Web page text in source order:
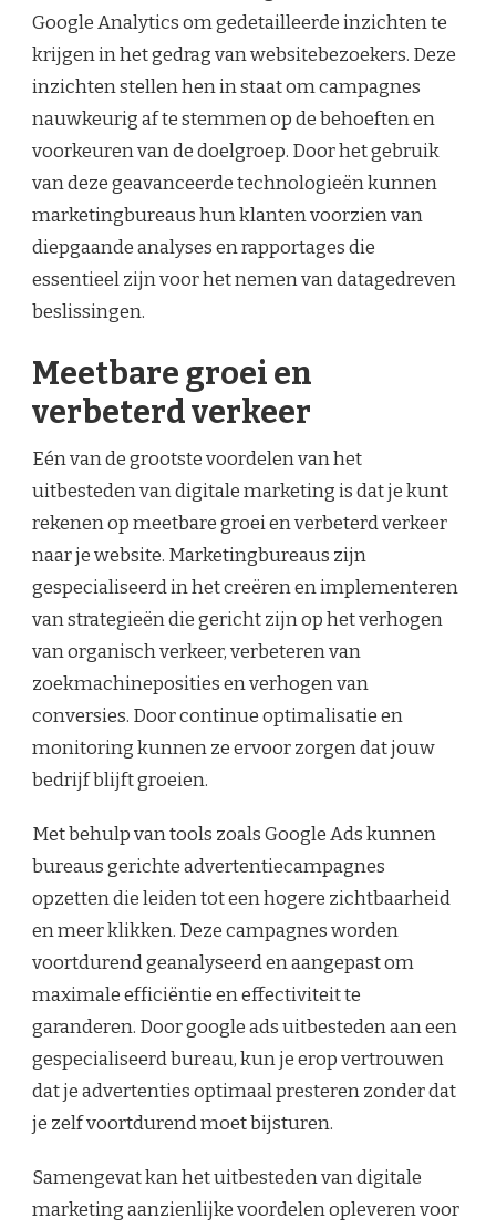
Google Analytics om gedetailleerde inzichten te
krijgen in het gedrag van websitebezoekers. Deze
inzichten stellen hen in staat om campagnes
nauwkeurig af te stemmen op de behoeften en
voorkeuren van de doelgroep. Door het gebruik
van deze geavanceerde technologieën kunnen
marketingbureaus hun klanten voorzien van
diepgaande analyses en rapportages die
essentieel zijn voor het nemen van datagedreven
beslissingen.
Meetbare groei en
verbeterd verkeer
Eén van de grootste voordelen van het
uitbesteden van digitale marketing is dat je kunt
rekenen op meetbare groei en verbeterd verkeer
naar je website. Marketingbureaus zijn
gespecialiseerd in het creëren en implementeren
van strategieën die gericht zijn op het verhogen
van organisch verkeer, verbeteren van
zoekmachineposities en verhogen van
conversies. Door continue optimalisatie en
monitoring kunnen ze ervoor zorgen dat jouw
bedrijf blijft groeien.
Met behulp van tools zoals Google Ads kunnen
bureaus gerichte advertentiecampagnes
opzetten die leiden tot een hogere zichtbaarheid
en meer klikken. Deze campagnes worden
voortdurend geanalyseerd en aangepast om
maximale efficiëntie en effectiviteit te
garanderen. Door google ads uitbesteden aan een
gespecialiseerd bureau, kun je erop vertrouwen
dat je advertenties optimaal presteren zonder dat
je zelf voortdurend moet bijsturen.
Samengevat kan het uitbesteden van digitale
marketing aanzienlijke voordelen opleveren voor